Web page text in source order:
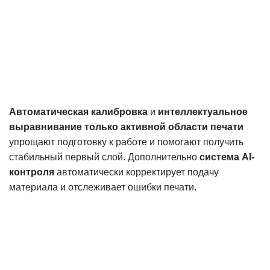
Автоматическая калибровка и интеллектуальное
выравнивание только активной области печати
упрощают подготовку к работе и помогают получить
стабильный первый слой. Дополнительно система AI-
контроля автоматически корректирует подачу
материала и отслеживает ошибки печати.